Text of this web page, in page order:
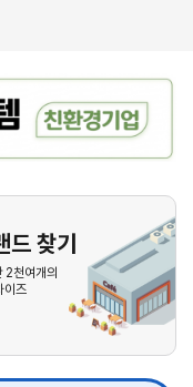
업종 : 문의
업종 : 문의
업종 : 문의
업종 : 문의
문의
업종 : 문의
드 찾기
2천여개의
이즈